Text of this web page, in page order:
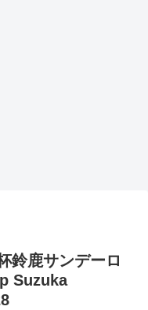
鈴鹿サンデーロ
Suzuka